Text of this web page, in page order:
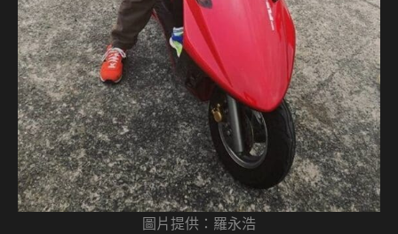
圖片提供：羅永浩